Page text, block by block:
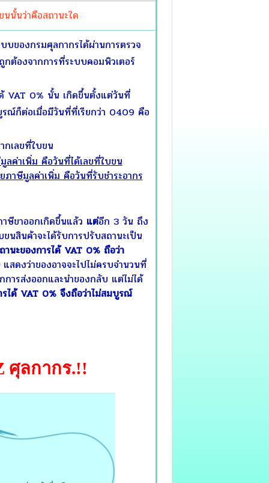
นั้นว่าคือสถานะใด
ของกรมศุลกากรได้ผ่านการตรวจ
ต้องจากการที่ระบบคอมพิวเตอร์
VAT 0% นั้น เกิดขึ้นตั้งแต่วันที่
ณ์ก็ต่อเมื่อมีวันที่ที่เรียกว่า 0409 คือ
เลขที่ใบขน
ลค่าเพิ่ม คือวันที่ได้เลขที่ใบขน
ภาษีมูลค่าเพิ่ม คือวันที่รับชำระอากร
ษีขาออกเกิดขึ้นแล้ว แต่อีก 3 วัน ถึง
นสินค้าจะได้รับการปรับสถานะเป็น
านะของการได้ VAT 0% ถือว่า
แสดงว่าของอาจจะไปไม่ครบจำนวนที่
ารส่งออกและนำของกลับ แต่ไม่ได้
ได้ VAT 0% จึงถือว่าไม่สมบูรณ์
ศุลกากร.!!